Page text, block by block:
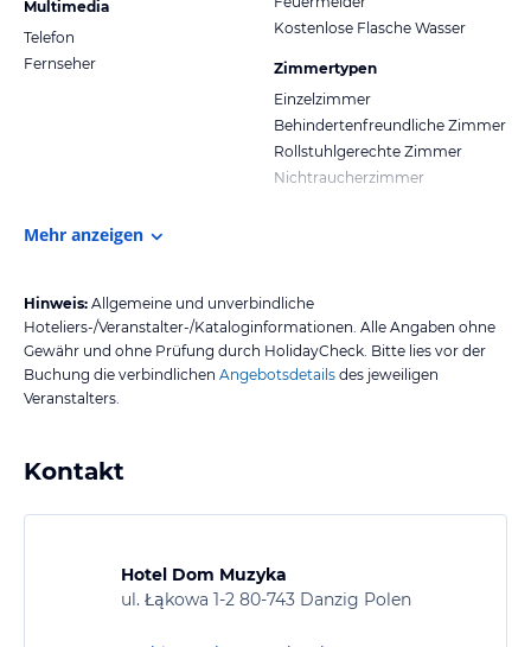
Multimedia
Telefon
Fernseher
Kostenlose Flasche Wasser
Zimmertypen
Einzelzimmer
Behindertenfreundliche Zimmer
Rollstuhlgerechte Zimmer
Nichtraucherzimmer
Mehr anzeigen
Hinweis: Allgemeine und unverbindliche
Hoteliers-/Veranstalter-/Kataloginformationen. Alle Angaben ohne
Gewähr und ohne Prüfung durch HolidayCheck. Bitte lies vor der
Buchung die verbindlichen Angebotsdetails des jeweiligen
Veranstalters.
Kontakt
Hotel Dom Muzyka
ul. Łąkowa 1-2 80-743 Danzig Polen